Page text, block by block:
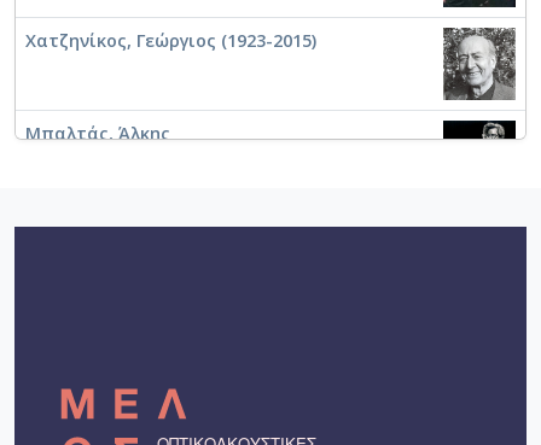
Χατζηνίκος, Γεώργιος (1923-2015)
Μπαλτάς, Άλκης
Καλογεράς, Αλέξανδρος